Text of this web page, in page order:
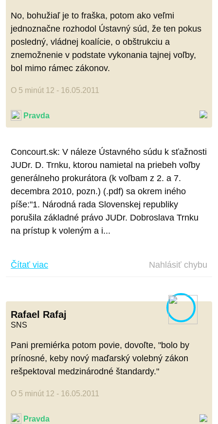
No, bohužiaľ je to fraška, potom ako veľmi
jednoznačne rozhodol Ústavný súd, že ten pokus
posledný, vládnej koalície, o obštrukciu a
znemožnenie v podstate vykonania tajnej voľby,
bol mimo rámec zákonov.
O 5 minút 12 - 16.05.2011
Pravda
Concourt.sk: V náleze Ústavného súdu k sťažnosti
JUDr. D. Trnku, ktorou namietal na priebeh voľby
generálneho prokurátora (k voľbam z 2. a 7.
decembra 2010, pozn.) (.pdf) sa okrem iného
píše:"1. Národná rada Slovenskej republiky
porušila základné právo JUDr. Dobroslava Trnku
na prístup k voleným a i...
Čítať viac Nahlásiť chybu
Rafael Rafaj
SNS
Pani premiérka potom povie, dovoľte, "bolo by
prínosné, keby nový maďarský volebný zákon
rešpektoval medzinárodné štandardy."
O 5 minút 12 - 16.05.2011
Pravda